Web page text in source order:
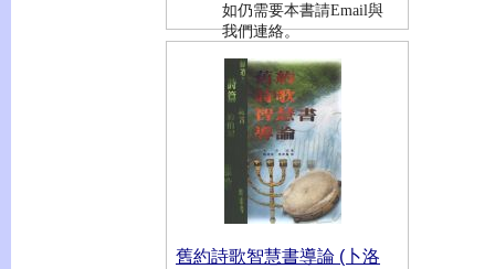
如仍需要本書請Email與
我們連絡。
舊約詩歌智慧書導論 (卜洛